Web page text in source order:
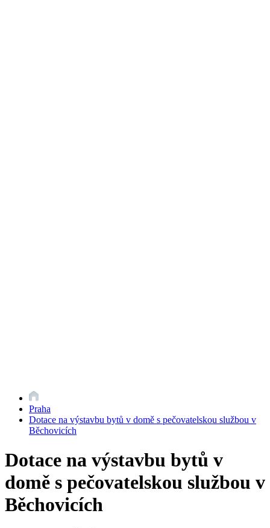
Praha
Dotace na výstavbu bytů v domě s pečovatelskou službou v
Běchovicích
Dotace na výstavbu bytů v
domě s pečovatelskou službou v
Běchovicích